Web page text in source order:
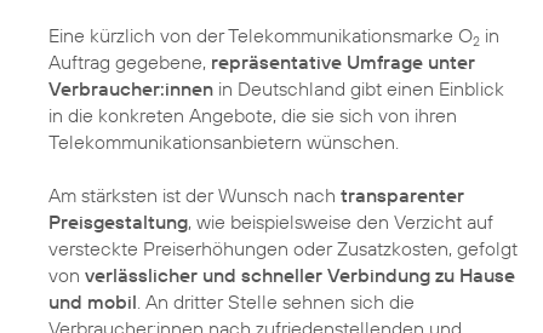
Eine kürzlich von der Telekommunikationsmarke O2 in
Auftrag gegebene, repräsentative Umfrage unter
Verbraucher:innen in Deutschland gibt einen Einblick
in die konkreten Angebote, die sie sich von ihren
Telekommunikationsanbietern wünschen.
Am stärksten ist der Wunsch nach transparenter
Preisgestaltung, wie beispielsweise den Verzicht auf
versteckte Preiserhöhungen oder Zusatzkosten, gefolgt
von verlässlicher und schneller Verbindung zu Hause
und mobil . An dritter Stelle sehnen sich die
Verbraucher:innen nach zufriedenstellenden und